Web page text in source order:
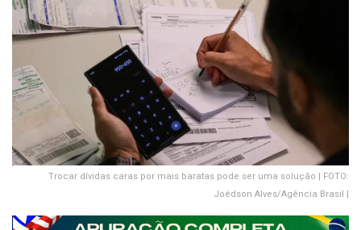
Trocar dívidas caras por mais baratas pode ser uma solução | FOTO:
Joédson Alves/Agência Brasil |